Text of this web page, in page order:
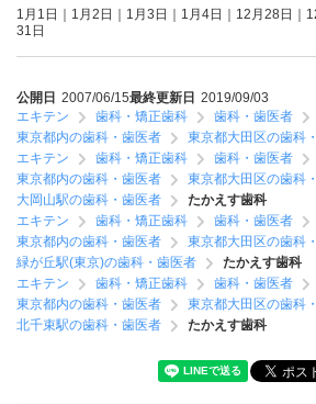
1月1日｜1月2日｜1月3日｜1月4日｜12月28日｜
31日
公開日 2007/06/15最終更新日 2019/09/03
エキテン
歯科・矯正歯科
歯科・歯医者
東京都内の歯科・歯医者
東京都大田区の歯科
エキテン
歯科・矯正歯科
歯科・歯医者
東京都内の歯科・歯医者
東京都大田区の歯科
大岡山駅の歯科・歯医者
たかえす歯科
エキテン
歯科・矯正歯科
歯科・歯医者
東京都内の歯科・歯医者
東京都大田区の歯科
緑が丘駅(東京)の歯科・歯医者
たかえす歯科
エキテン
歯科・矯正歯科
歯科・歯医者
東京都内の歯科・歯医者
東京都大田区の歯科
北千束駅の歯科・歯医者
たかえす歯科